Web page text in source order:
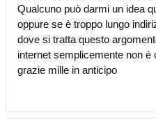
Qualcuno può darmi un idea
oppure se è troppo lungo
dove si tratta questo
internet semplicemente non
grazie mille in anticipo